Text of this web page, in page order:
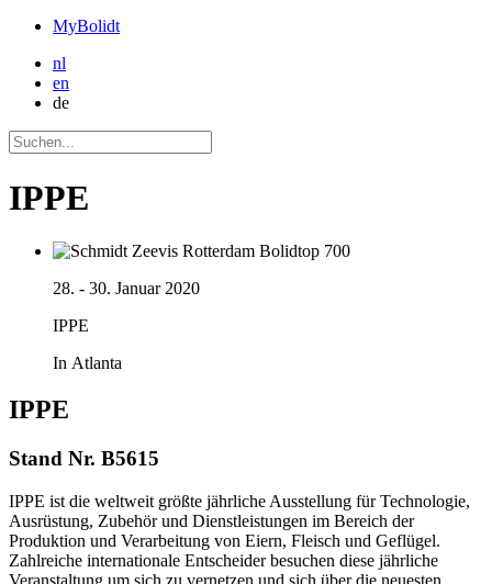
MyBolidt
nl
en
de
IPPE
28. - 30. Januar 2020
IPPE
In Atlanta
IPPE
Stand Nr. B5615
IPPE ist die weltweit größte jährliche Ausstellung für Technologie,
Ausrüstung, Zubehör und Dienstleistungen im Bereich der
Produktion und Verarbeitung von Eiern, Fleisch und Geflügel.
Zahlreiche internationale Entscheider besuchen diese jährliche
Veranstaltung um sich zu vernetzen und sich über die neuesten